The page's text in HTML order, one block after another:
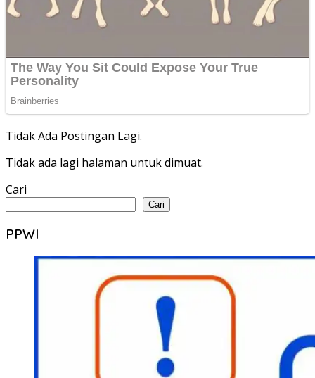
Tidak Ada Postingan Lagi.
Tidak ada lagi halaman untuk dimuat.
Cari
Cari
PPWI